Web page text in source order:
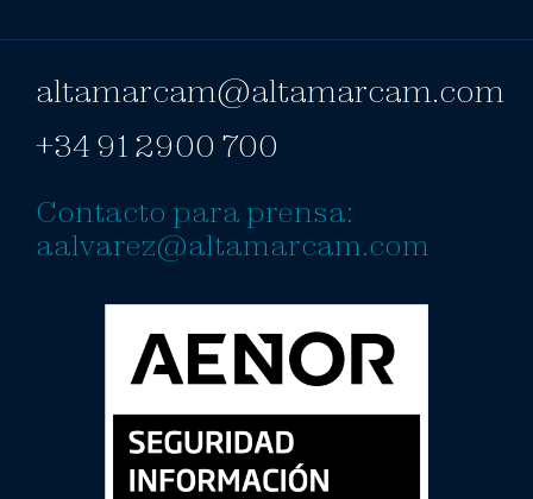
altamarcam@altamarcam.com
+34 91 2900 700
Contacto para prensa:
aalvarez@altamarcam.com